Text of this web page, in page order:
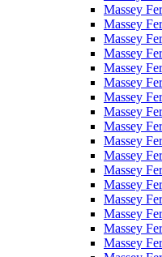
Massey
Massey
Massey
Massey
Massey
Massey
Massey
Massey
Massey
Massey
Massey
Massey
Massey
Massey
Massey
Massey
Massey